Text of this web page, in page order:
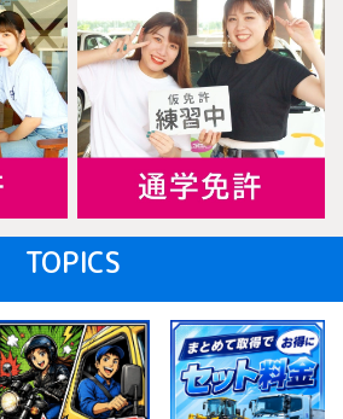
TOPICS